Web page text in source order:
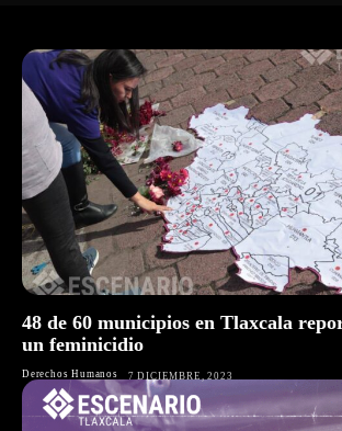
48 de 60 municipios en Tlaxcala
un feminicidio
Derechos Humanos 7 DICIEMBRE, 2023